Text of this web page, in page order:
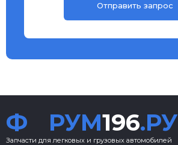
Ф РУМ196.РУ
Запчасти для легковых и грузовых автомобилей